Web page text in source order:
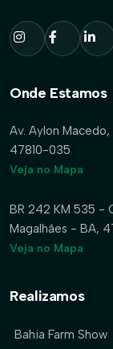
Onde Estamos
Av. Aylon
47810-035
Veja no Mapa
BR 242 KM 535 -
Magalhães - BA,
Veja no Mapa
Realizamos
Bahia Farm Show